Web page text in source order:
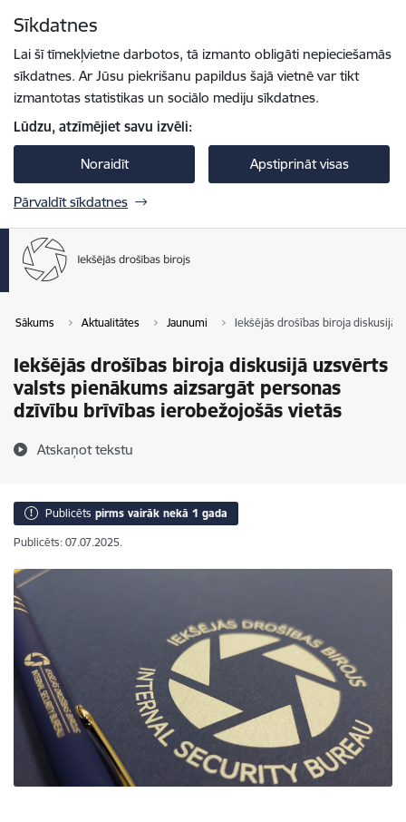
Sīkdatnes
Lai šī tīmekļvietne darbotos, tā izmanto obligāti nepieciešamās
sīkdatnes. Ar Jūsu piekrišanu papildus šajā vietnē var tikt
izmantotas statistikas un sociālo mediju sīkdatnes.
Lūdzu, atzīmējiet savu izvēli:
Noraidīt Apstiprināt visas
Pārvaldīt sīkdatnes
Sākums Aktualitātes Jaunumi Iekšējās drošības biroja diskusijā
Iekšējās drošības biroja diskusijā uzsvērts
valsts pienākums aizsargāt personas
dzīvību brīvības ierobežojošās vietās
Atskaņot tekstu
Publicēts pirms vairāk nekā 1 gada
Publicēts: 07.07.2025.